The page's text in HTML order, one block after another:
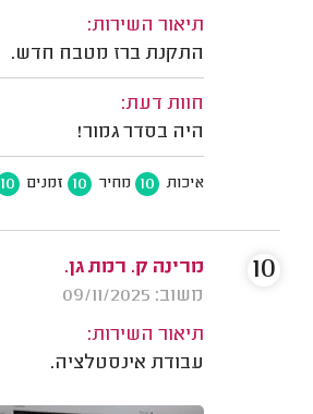
תיאור השירות:
התקנת ברז מטבח חדש.
חוות דעת:
היה בסדר גמור!
איכות 10 מחיר 10 זמנים 10
מרינה ק. רמת גן.
משוב: 09/11/2025
תיאור השירות:
עבודת אינסטלציה.
10